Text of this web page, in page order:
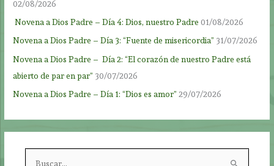
02/08/2026
Novena a Dios Padre – Día 4: Dios, nuestro Padre 01/08/2026
Novena a Dios Padre – Día 3: “Fuente de misericordia” 31/07/2026
Novena a Dios Padre – Día 2: “El corazón de nuestro Padre está
abierto de par en par” 30/07/2026
Novena a Dios Padre – Día 1: “Dios es amor” 29/07/2026